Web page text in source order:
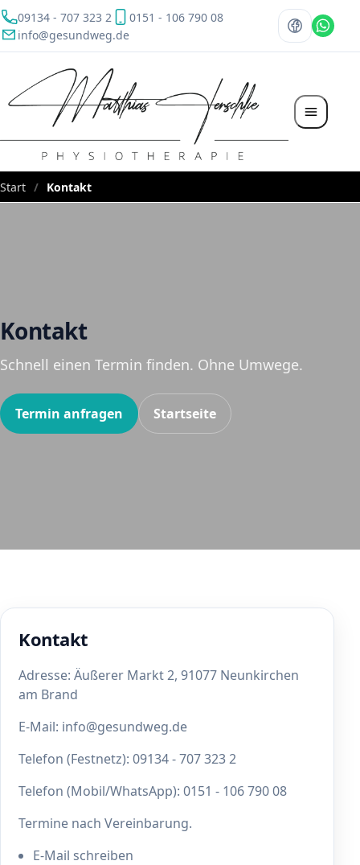
09134 - 707 323 2
0151 - 106 790 08
info@gesundweg.de
Start Kontakt
Kontakt
Schnell einen Termin finden. Ohne Umwege.
Termin anfragen Startseite
Kontakt
Adresse: Äußerer Markt 2, 91077 Neunkirchen
am Brand
E‑Mail: info@gesundweg.de
Telefon (Festnetz): 09134 - 707 323 2
Telefon (Mobil/WhatsApp): 0151 - 106 790 08
Termine nach Vereinbarung.
E‑Mail schreiben